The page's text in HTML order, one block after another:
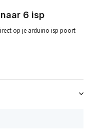
6 isp
op je arduino isp poort